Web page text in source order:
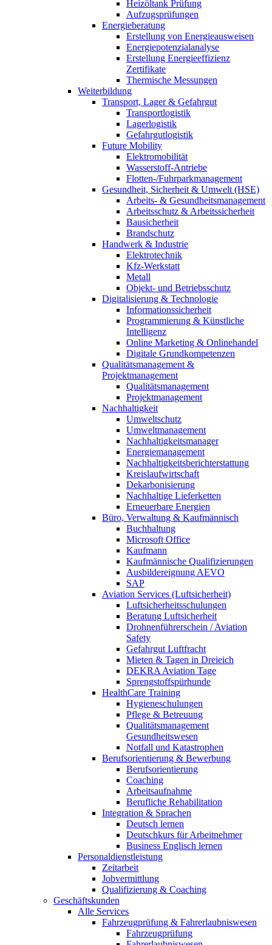
Heizöltank Prüfung
Aufzugsprüfungen
Energieberatung
Erstellung von Energieausweisen
Energiepotenzialanalyse
Erstellung Energieeffizienz
Zertifikate
Thermische Messungen
Weiterbildung
Transport, Lager & Gefahrgut
Transportlogistik
Lagerlogistik
Gefahrgutlogistik
Future Mobility
Elektromobilität
Wasserstoff-Antriebe
Flotten-/Fuhrparkmanagement
Gesundheit, Sicherheit & Umwelt (HSE)
Arbeits- & Gesundheitsmanagement
Arbeitsschutz & Arbeitssicherheit
Bausicherheit
Brandschutz
Handwerk & Industrie
Elektrotechnik
Kfz-Werkstatt
Metall
Objekt- und Betriebsschutz
Digitalisierung & Technologie
Informationssicherheit
Programmierung & Künstliche
Intelligenz
Online Marketing & Onlinehandel
Digitale Grundkompetenzen
Qualitätsmanagement &
Projektmanagement
Qualitätsmanagement
Projektmanagement
Nachhaltigkeit
Umweltschutz
Umweltmanagement
Nachhaltigkeitsmanager
Energiemanagement
Nachhaltigkeitsberichterstattung
Kreislaufwirtschaft
Dekarbonisierung
Nachhaltige Lieferketten
Erneuerbare Energien
Büro, Verwaltung & Kaufmännisch
Buchhaltung
Microsoft Office
Kaufmann
Kaufmännische Qualifizierungen
Ausbildereignung AEVO
SAP
Aviation Services (Luftsicherheit)
Luftsicherheitsschulungen
Beratung Luftsicherheit
Drohnenführerschein / Aviation
Safety
Gefahrgut Luftfracht
Mieten & Tagen in Dreieich
DEKRA Aviation Tage
Sprengstoffspürhunde
HealthCare Training
Hygieneschulungen
Pflege & Betreuung
Qualitätsmanagement
Gesundheitswesen
Notfall und Katastrophen
Berufsorientierung & Bewerbung
Berufsorientierung
Coaching
Arbeitsaufnahme
Berufliche Rehabilitation
Integration & Sprachen
Deutsch lernen
Deutschkurs für Arbeitnehmer
Business Englisch lernen
Personaldienstleistung
Zeitarbeit
Jobvermittlung
Qualifizierung & Coaching
Geschäftskunden
Alle Services
Fahrzeugprüfung & Fahrerlaubniswesen
Fahrzeugprüfung